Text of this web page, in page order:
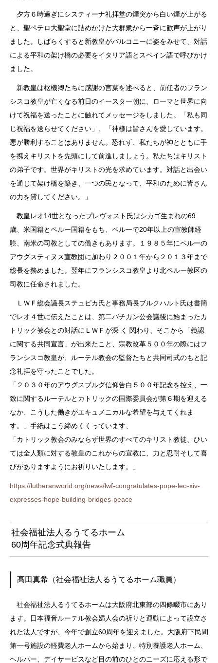
夕方６時過ぎにシスティーナ礼拝堂の煙突から白い煙が上がる
と、聖ペテロ大聖堂に詰めかけた大群衆から一斉に歓声が上がり
ました。しばらくすると新教皇がバルコニーに姿をみせて、対話
による平和の架け橋の必要をイタリア語とスペイン語で呼びかけ
ました。
新教皇は枢機卿たちに感謝の言葉を述べると、前任者のフラン
シスコ教皇が亡くなる前日のイースター朝に、ローマと世界に向
けて祝福を送ったことに触れてメッセージをしました。「私も同
じ祝福を送らせてください」、「神様は皆さんを愛しています。
悪が勝利することはありません。恐れず、私たちが神とともに手
を携えキリストを先頭にして前進しましょう。私たちはキリスト
の弟子です。世界がキリストの光を求めています。対話と出会い
を通じて架け橋を築き、一つの民となって、平和のために皆さん
の力を貸してください。」
教皇レオ14世となったプレヴォスト氏はシカゴ生まれの69
歳、米国籍とペルー国籍をもち、ペルーで20年以上の宣教師経
験、南米の司教としての働きもあります。１９８５年にペルーの
アウグスティヌス宣教団に加わり２００１年から２０１３年まで
総長を務めました。翌年にフランシスコ教皇より北ペルー教区の
司教に任命されました。
ＬＷＦ総会議長ステュピカ氏と事務局長ブルクハルト氏は書簡
でレオ４世に伝えたことは、第二バチカン公会議後に始まったカ
トリック教会との対話にＬＷＦが深 く 関わり、そこから「義認
に関する共同宣言」が出来たこと、宗教改革５００年の際にはフ
ランシスコ教皇が、ルーテル教会の監督たちと共同司式のもと記
念礼拝を守ったことでした。
「２０３０年のアウグスブルグ信仰告白５００年記念を控え、一
致に関するルーテルとカトリックの国際委員会が第６期を迎える
なか、こうした働きがエキュメニカルな希望を与えてくれま
す。」手紙はこう締めくくっています、
「カトリック教会のみならず世界のすべてのキリスト教徒、ひい
ては全人類に対する教皇のこれからの宣教に、力と忍耐そして喜
びがありますようにお祈りいたします。」
https://lutheranworld.org/news/lwf-congratulates-pope-leo-xiv-
expresses-hope-building-bridges-peace
社会福祉法人るうてるホーム
60周年記念式典報告
髙田真希（社会福祉法人るうてるホーム職員）
社会福祉法人るうてるホームは大阪府北東部の四條畷市にあり
ます。日本福音ルーテル教会婦人会の祈りと運動によって設立さ
れた法人ですが、今年で創立60周年を迎えました。大阪府下民間
第一号施設の軽費老人ホームから始まり、特別養護老人ホーム、
ヘルパー、デイサービスなど目の前のひとのニーズに応える形で